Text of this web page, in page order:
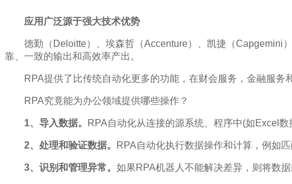
应用广泛源于强大技术优势
德勤（Deloitte）、埃森哲（Accenture）、凯捷（Capgemini
靠、一致的输出和高效率产出。
RPA提供了比传统自动化更多的功能，在财会服务，金融服
RPA究竟能为办公领域提供哪些操作？
1、导入数据。 RPA自动化从连接的源系统、程序中(如Excel
2、处理和验证数据。 RPA自动化执行数据操作和计算，例如
3、识别和管理异常。 如果RPA机器人不能解决差异，则将数据